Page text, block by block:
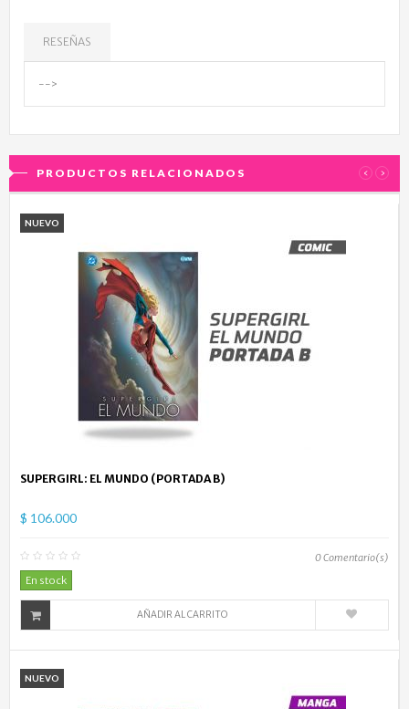
RESEÑAS
-->
PRODUCTOS RELACIONADOS ‹ ›
NUEVO
SUPERGIRL: EL MUNDO (PORTADA B)
$ 106.000
0Comentario(s)
En stock
AÑADIR AL CARRITO
NUEVO